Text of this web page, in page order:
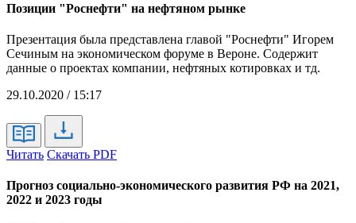
Позиции "Роснефти" на нефтяном рынке
Презентация была представлена главой "Роснефти" Игорем
Сечиным на экономическом форуме в Вероне. Содержит
данные о проектах компании, нефтяных котировках и тд.
29.10.2020 / 15:17
Читать Скачать PDF
Прогноз социально-экономического развития РФ на 2021,
2022 и 2023 годы